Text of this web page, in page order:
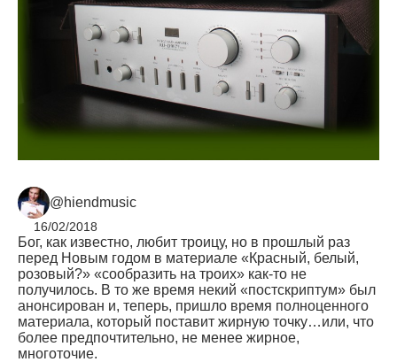
@hiendmusic
16/02/2018
Бог, как известно, любит троицу, но в прошлый раз
перед Новым годом в материале «Красный, белый,
розовый?» «сообразить на троих» как-то не
получилось. В то же время некий «постскриптум» был
анонсирован и, теперь, пришло время полноценного
материала, который поставит жирную точку…или, что
более предпочтительно, не менее жирное,
многоточие.